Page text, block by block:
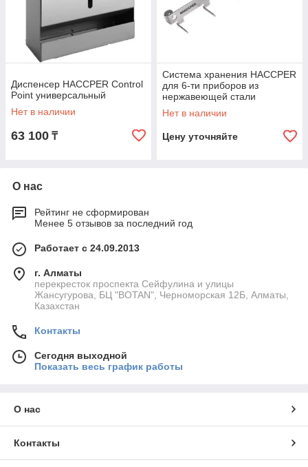
Диспенсер HACCPER Control
Point универсальный
Нет в наличии
63 100 ₸
Система хранения HACCPER
для 6-ти приборов из
нержавеющей стали
Нет в наличии
Цену уточняйте
О нас
Рейтинг не сформирован
Менее 5 отзывов за последний год
Работает с 24.09.2013
г. Алматы
перекресток проспекта Сейфулина и улицы
Жансугурова, БЦ "BOTAN", Черноморская 12Б, Алматы,
Казахстан
Контакты
Сегодня выходной
Показать весь график работы
О нас
Контакты